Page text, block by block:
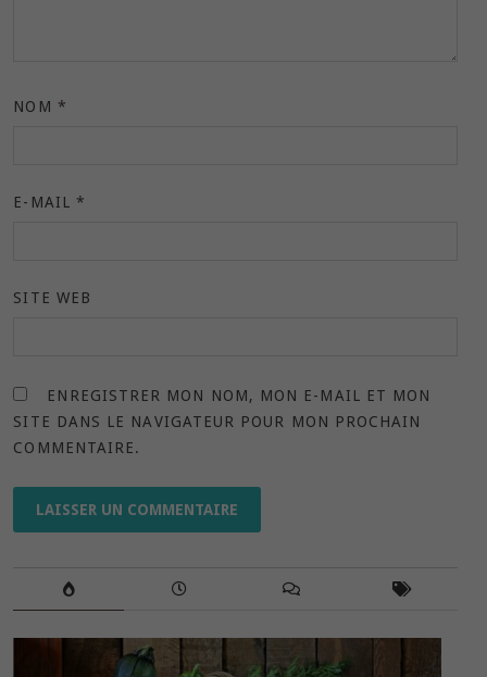
NOM *
E-MAIL *
SITE WEB
ENREGISTRER MON NOM, MON E-MAIL ET MON
SITE DANS LE NAVIGATEUR POUR MON PROCHAIN
COMMENTAIRE.